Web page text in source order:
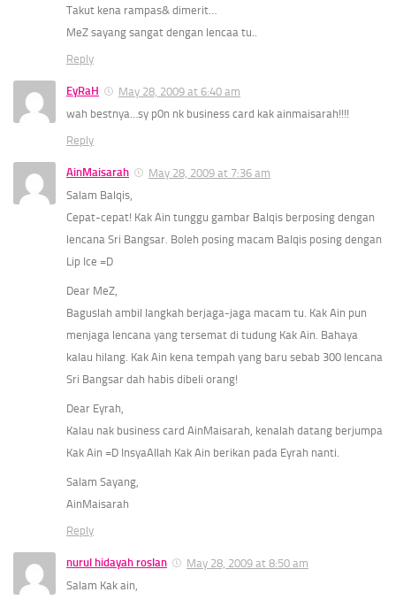
Takut kena rampas& dimerit…
MeZ sayang sangat dengan lencaa tu..
Reply
EyRaH
May 28, 2009 at 6:40 am
wah bestnya…sy p0n nk business card kak ainmaisarah!!!!
Reply
AinMaisarah
May 28, 2009 at 7:36 am
Salam Balqis,
Cepat-cepat! Kak Ain tunggu gambar Balqis berposing dengan
lencana Sri Bangsar. Boleh posing macam Balqis posing dengan
Lip Ice =D
Dear MeZ,
Baguslah ambil langkah berjaga-jaga macam tu. Kak Ain pun
menjaga lencana yang tersemat di tudung Kak Ain. Bahaya
kalau hilang. Kak Ain kena tempah yang baru sebab 300 lencana
Sri Bangsar dah habis dibeli orang!
Dear Eyrah,
Kalau nak business card AinMaisarah, kenalah datang berjumpa
Kak Ain =D InsyaAllah Kak Ain berikan pada Eyrah nanti.
Salam Sayang,
AinMaisarah
Reply
nurul hidayah roslan
May 28, 2009 at 8:50 am
Salam Kak ain,